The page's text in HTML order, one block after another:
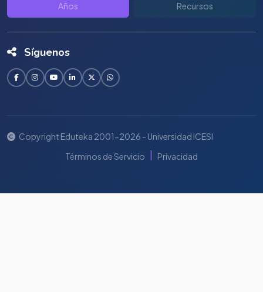
Años Recursos
Síguenos
Copyright Eduteka 2001-2026 - Universidad ICESI
Términos de Servicio
Privacidad